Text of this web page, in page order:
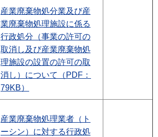
産業廃棄物処分業及び産
業廃棄物処理施設に係る
行政処分（事業の許可の
取消し及び産業廃棄物処
理施設の設置の許可の取
消し）について（PDF：
79KB）
産業廃棄物処理業者（ト
ーシン）に対する行政処